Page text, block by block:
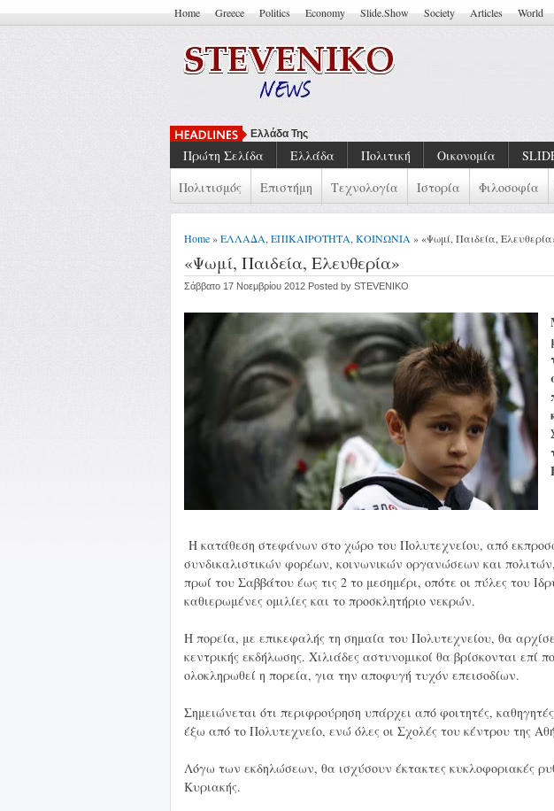
Home Greece Politics Economy Slide.Show Society Articles World
Ελλάδα Της Κρίσης: Συλλογικά Τραύματα Και Συλλογι
Πρώτη Σελίδα Ελλάδα Πολιτική Οικονομία
Πολιτισμός
Επιστήμη Τεχνολογία Ιστορία Φιλοσοφία
Home»ΕΛΛΑΔΑ ΕΠΙΚΑΙΡΟΤΗΤΑ ΚΟΙΝΩΝΙΑ » «Ψωμί, Παιδεία,
«Ψωμί, Παιδεία, Ελευθερία»
Σάββατο 17 Νοεμβρίου 2012 Posted by STEVENIKO
Η κατάθεση στεφάνων στο χώρο του Πολυτεχνείου, από
συνδικαλιστικών φορέων, κοινωνικών οργανώσεων και
πρωί του Σαββάτου έως τις 2 το μεσημέρι, οπότε οι πύλες του
καθιερωμένες ομιλίες και το προσκλητήριο νεκρών.
Η πορεία, με επικεφαλής τη σημαία του Πολυτεχνείου, θα
κεντρικής εκδήλωσης. Χιλιάδες αστυνομικοί θα βρίσκονται επί
ολοκληρωθεί η πορεία, για την αποφυγή τυχόν επεισοδίων.
Σημειώνεται ότι περιφρούρηση υπάρχει από φοιτητές,
έξω από το Πολυτεχνείο, ενώ όλες οι Σχολές του κέντρου της
Λόγω των εκδηλώσεων, θα ισχύσουν έκτακτες κυκλοφοριακές
Κυριακής.